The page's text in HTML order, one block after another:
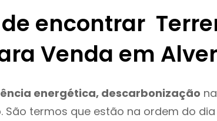
encontrar
Venda em
energética, descarbonização
São termos que estão na ordem do